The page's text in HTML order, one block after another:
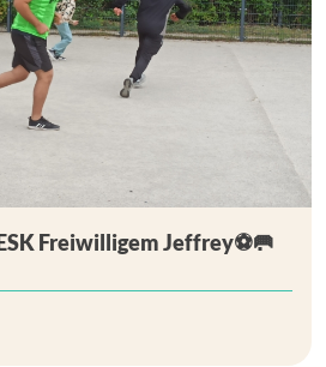
Freiwilligem Jeffrey⚽🥅